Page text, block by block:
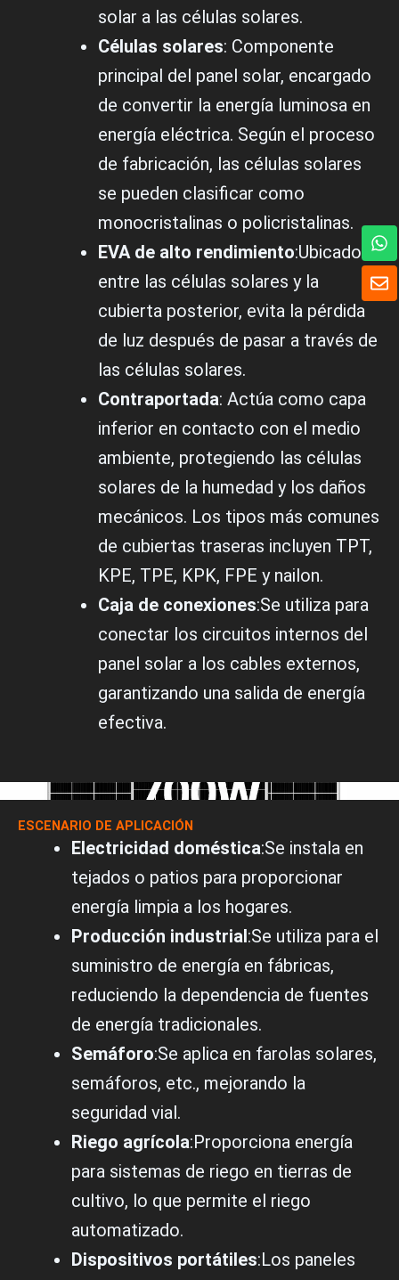
solar a las células solares.
Células solares: Componente
principal del panel solar, encargado
de convertir la energía luminosa en
energía eléctrica. Según el proceso
de fabricación, las células solares
se pueden clasificar como
monocristalinas o policristalinas.
EVA de alto rendimiento:Ubicado
entre las células solares y la
cubierta posterior, evita la pérdida
de luz después de pasar a través de
las células solares.
Contraportada: Actúa como capa
inferior en contacto con el medio
ambiente, protegiendo las células
solares de la humedad y los daños
mecánicos. Los tipos más comunes
de cubiertas traseras incluyen TPT,
KPE, TPE, KPK, FPE y nailon.
Caja de conexiones:Se utiliza para
conectar los circuitos internos del
panel solar a los cables externos,
garantizando una salida de energía
efectiva.
ESCENARIO DE APLICACIÓN
Electricidad doméstica:Se instala en
tejados o patios para proporcionar
energía limpia a los hogares.
Producción industrial:Se utiliza para el
suministro de energía en fábricas,
reduciendo la dependencia de fuentes
de energía tradicionales.
Semáforo:Se aplica en farolas solares,
semáforos, etc., mejorando la
seguridad vial.
Riego agrícola:Proporciona energía
para sistemas de riego en tierras de
cultivo, lo que permite el riego
automatizado.
Dispositivos portátiles:Los paneles
S
o
W
h
a
t
s